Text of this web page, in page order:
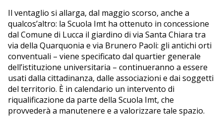
Il ventaglio si allarga, dal maggio scorso, anche a
qualcos’altro: la Scuola Imt ha ottenuto in concessione
dal Comune di Lucca il giardino di via Santa Chiara tra
via della Quarquonia e via Brunero Paoli: gli antichi orti
conventuali – viene specificato dal quartier generale
dell’istituzione universitaria – continueranno a essere
usati dalla cittadinanza, dalle associazioni e dai soggetti
del territorio. È in calendario un intervento di
riqualificazione da parte della Scuola Imt, che
provvederà a manutenere e a valorizzare tale spazio.